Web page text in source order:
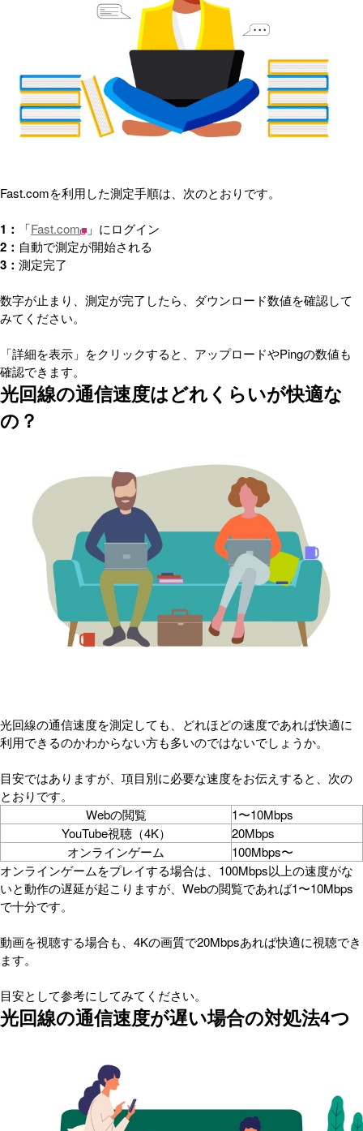
Fast.comを利用した測定手順は、次のとおりです。
1： 「Fast.com 」にログイン
2： 自動で測定が開始される
3： 測定完了
数字が止まり、測定が完了したら、ダウンロード数値を確認して
みてください。
「詳細を表示」をクリックすると、アップロードやPingの数値も
確認できます。
光回線の通信速度はどれくらいが快適な
の？
光回線の通信速度を測定しても、どれほどの速度であれば快適に
利用できるのかわからない方も多いのではないでしょうか。
目安ではありますが、項目別に必要な速度をお伝えすると、次の
とおりです。
Webの閲覧
1〜10Mbps
YouTube視聴（4K）
20Mbps
オンラインゲーム
100Mbps〜
オンラインゲームをプレイする場合は、100Mbps以上の速度がな
いと動作の遅延が起こりますが、Webの閲覧であれば1〜10Mbps
で十分です。
動画を視聴する場合も、4Kの画質で20Mbpsあれば快適に視聴でき
ます。
目安として参考にしてみてください。
光回線の通信速度が遅い場合の対処法4つ